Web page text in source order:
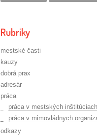
Rubriky
mestské časti
kauzy
dobrá prax
adresár
práca
práca v mestských inštitúciach
práca v mimovládnych
odkazy